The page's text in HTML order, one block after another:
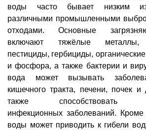
воды часто бывает низким из-
различными промышленными
отходами. Основные
включают тяжёлые металлы,
пестициды, гербициды,
и фосфора, а также бактерии и
вода может вызывать
кишечного тракта, печени, почек и
также способствовать
инфекционных заболеваний. Кроме
воды может приводить к гибели